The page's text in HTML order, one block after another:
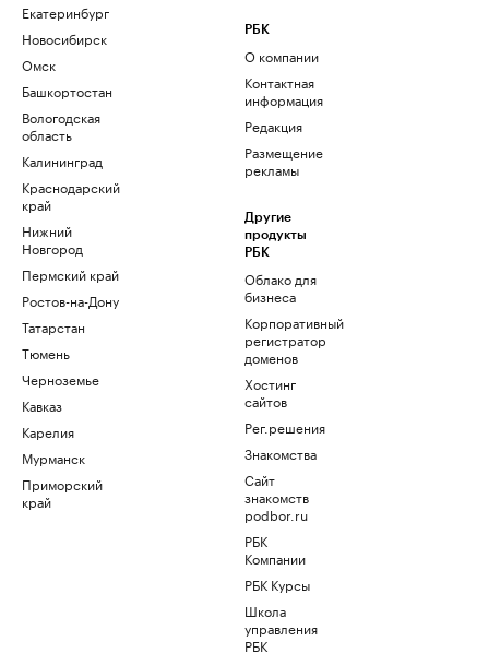
Екатеринбург
Новосибирск
Омск
Башкортостан
Вологодская
область
Калининград
Краснодарский
край
Нижний
Новгород
Пермский край
Ростов-на-Дону
Татарстан
Тюмень
Черноземье
Кавказ
Карелия
Мурманск
Приморский
край
РБК
О компании
Контактная
информация
Редакция
Размещение
рекламы
Другие
продукты
РБК
Облако для
бизнеса
Корпоративный
регистратор
доменов
Хостинг
сайтов
Рег.решения
Знакомства
Сайт
знакомств
podbor.ru
РБК
Компании
РБК Курсы
Школа
управления
РБК